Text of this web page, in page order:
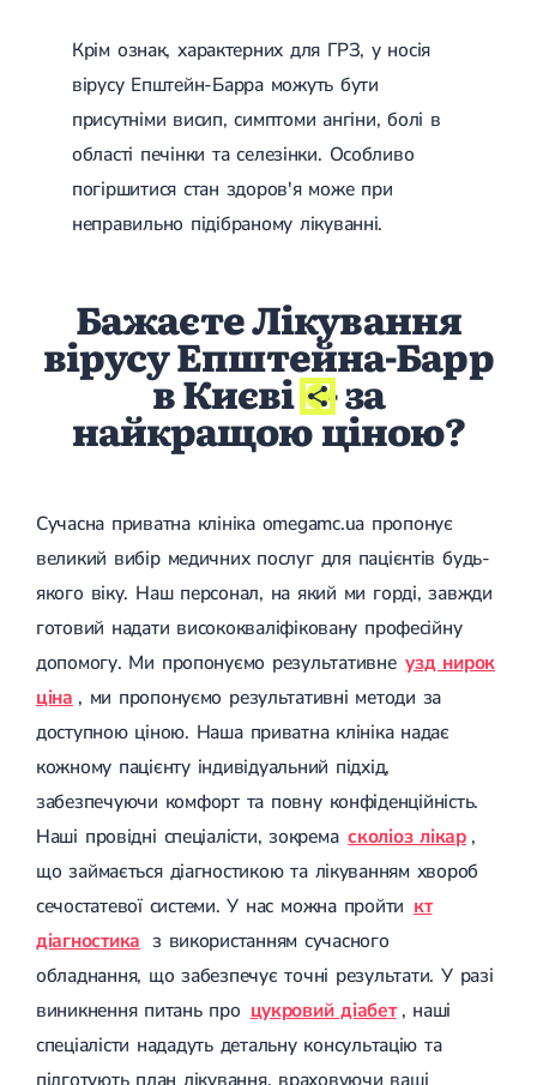
Крім ознак, характерних для ГРЗ, у носія
вірусу Епштейн-Барра можуть бути
присутніми висип, симптоми ангіни, болі в
області печінки та селезінки. Особливо
погіршитися стан здоров'я може при
неправильно підібраному лікуванні.
Бажаєте Лікування
вірусу Епштейна-Барр
в Києві - за
найкращою ціною?
Сучасна приватна клініка omegamc.ua пропонує
великий вибір медичних послуг для пацієнтів будь-
якого віку. Наш персонал, на який ми горді, завжди
готовий надати висококваліфіковану професійну
допомогу. Ми пропонуємо результативне узд нирок
ціна , ми пропонуємо результативні методи за
доступною ціною. Наша приватна клініка надає
кожному пацієнту індивідуальний підхід,
забезпечуючи комфорт та повну конфіденційність.
Наші провідні спеціалісти, зокрема сколіоз лікар ,
що займається діагностикою та лікуванням хвороб
сечостатевої системи. У нас можна пройти кт
діагностика з використанням сучасного
обладнання, що забезпечує точні результати. У разі
виникнення питань про цукровий діабет , наші
спеціалісти нададуть детальну консультацію та